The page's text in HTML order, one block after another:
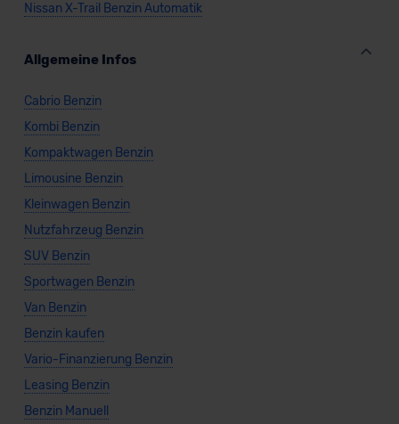
Nissan X-Trail Benzin Automatik
Allgemeine Infos
Cabrio Benzin
Kombi Benzin
Kompaktwagen Benzin
Limousine Benzin
Kleinwagen Benzin
Nutzfahrzeug Benzin
SUV Benzin
Sportwagen Benzin
Van Benzin
Benzin kaufen
Vario-Finanzierung Benzin
Leasing Benzin
Benzin Manuell